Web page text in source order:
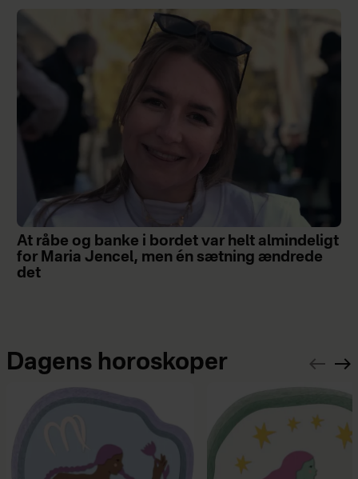
At råbe og banke i bordet var helt almindeligt
for Maria Jencel, men én sætning ændrede
det
Dagens horoskoper